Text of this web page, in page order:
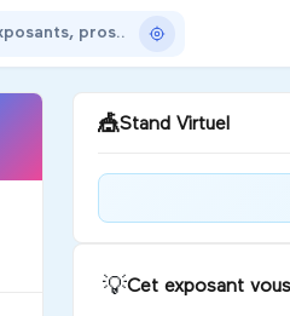
🎪Stand Virtuel
Discuter
💡Cet exposant